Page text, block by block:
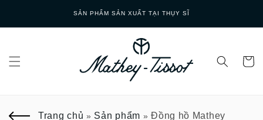
SẢN PHẨM SẢN XUẤT TẠI THỤY SĨ
Trang chủ » Sản phẩm »Đồng hồ Mathey